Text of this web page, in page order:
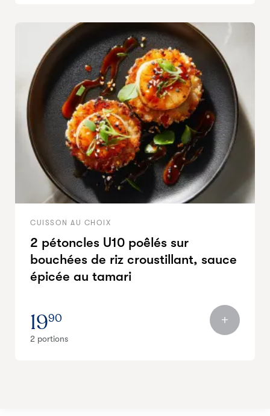
CUISSON AU CHOIX
2 pétoncles U10 poêlés sur
bouchées de riz croustillant, sauce
épicée au tamari
1990
2 portions